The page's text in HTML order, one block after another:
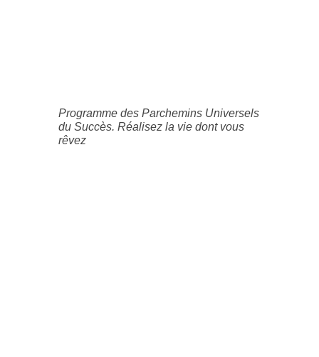
Programme des Parchemins Universels
du Succès. Réalisez la vie dont vous
rêvez